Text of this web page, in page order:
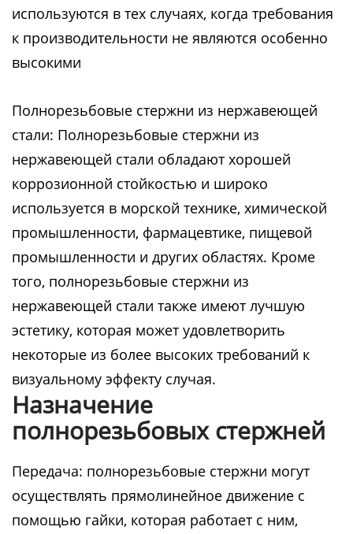
используются в тех случаях, когда требования
к производительности не являются особенно
высокими
Полнорезьбовые стержни из нержавеющей
стали: Полнорезьбовые стержни из
нержавеющей стали обладают хорошей
коррозионной стойкостью и широко
используется в морской технике, химической
промышленности, фармацевтике, пищевой
промышленности и других областях. Кроме
того, полнорезьбовые стержни из
нержавеющей стали также имеют лучшую
эстетику, которая может удовлетворить
некоторые из более высоких требований к
визуальному эффекту случая.
Назначение
полнорезьбовых стержней
Передача: полнорезьбовые стержни могут
осуществлять прямолинейное движение с
помощью гайки, которая работает с ним,